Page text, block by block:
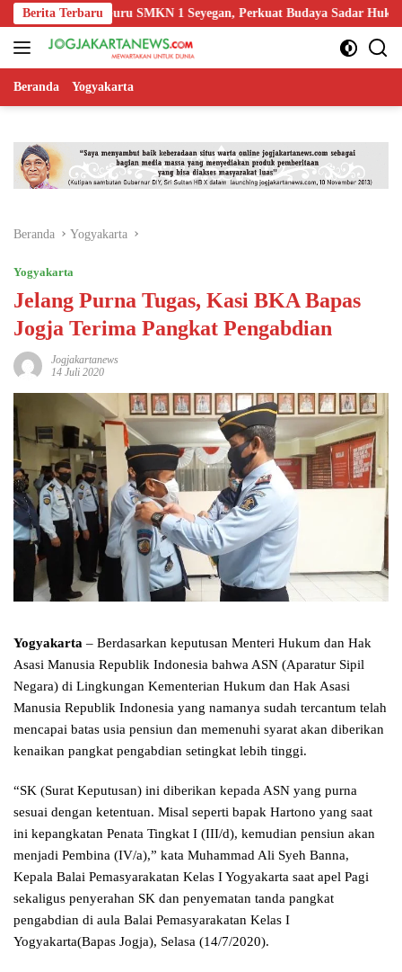
Langsung
ke
konten
Berita Terbaru
Guru SMKN 1 Seyegan, Perkuat Budaya Sadar Hukum di
Beranda Yogyakarta
Beranda Yogyakarta
Yogyakarta
Jelang Purna Tugas, Kasi BKA Bapas
Jogja Terima Pangkat Pengabdian
Jogjakartanews
14 Juli 2020
Yogyakarta – Berdasarkan keputusan Menteri Hukum dan Hak
Asasi Manusia Republik Indonesia bahwa ASN (Aparatur Sipil
Negara) di Lingkungan Kementerian Hukum dan Hak Asasi
Manusia Republik Indonesia yang namanya sudah tercantum telah
mencapai batas usia pensiun dan memenuhi syarat akan diberikan
kenaikan pangkat pengabdian setingkat lebih tinggi.
“SK (Surat Keputusan) ini diberikan kepada ASN yang purna
sesuai dengan ketentuan. Misal seperti bapak Hartono yang saat
ini kepangkatan Penata Tingkat I (III/d), kemudian pensiun akan
menjadi Pembina (IV/a),” kata Muhammad Ali Syeh Banna,
Kepala Balai Pemasyarakatan Kelas I Yogyakarta saat apel Pagi
sekaligus penyerahan SK dan penyematan tanda pangkat
pengabdian di aula Balai Pemasyarakatan Kelas I
Yogyakarta(Bapas Jogja), Selasa (14/7/2020).